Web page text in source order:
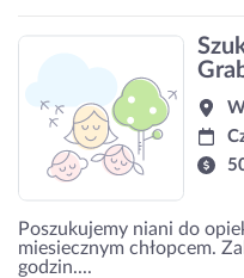
Poszukujemy niani do
miesiecznym chłopcem.
godzin....